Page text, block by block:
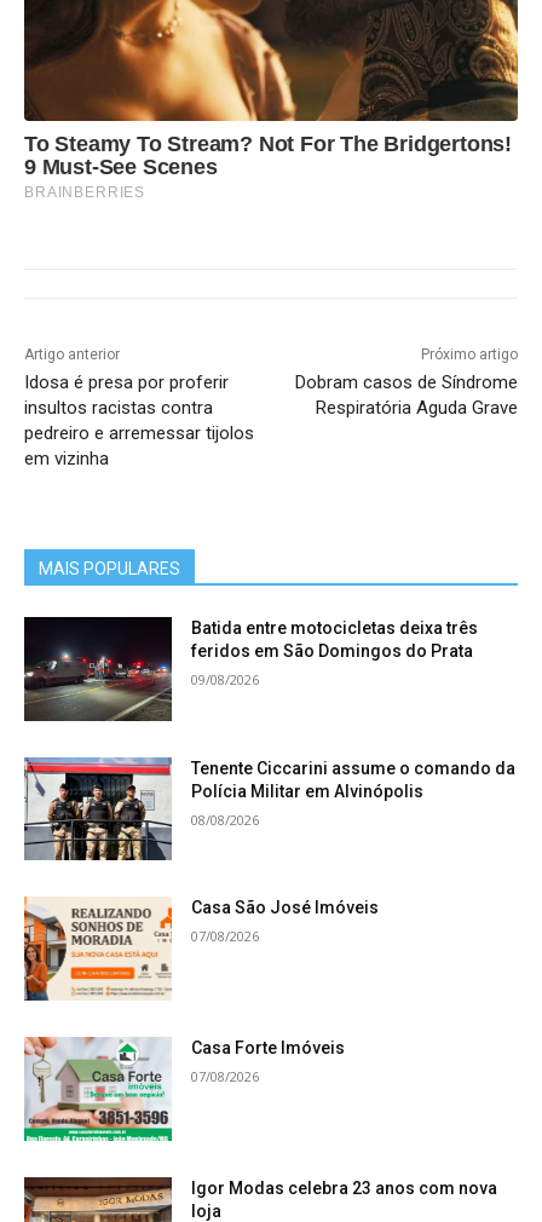
To Steamy To Stream? Not For The Bridgertons!
9 Must-See Scenes
BRAINBERRIES
Artigo anterior
Idosa é presa por proferir
insultos racistas contra
pedreiro e arremessar tijolos
em vizinha
Próximo artigo
Dobram casos de Síndrome
Respiratória Aguda Grave
MAIS POPULARES
Batida entre motocicletas deixa três
feridos em São Domingos do Prata
09/08/2026
Tenente Ciccarini assume o comando da
Polícia Militar em Alvinópolis
08/08/2026
Casa São José Imóveis
07/08/2026
Casa Forte Imóveis
07/08/2026
Igor Modas celebra 23 anos com nova
loja